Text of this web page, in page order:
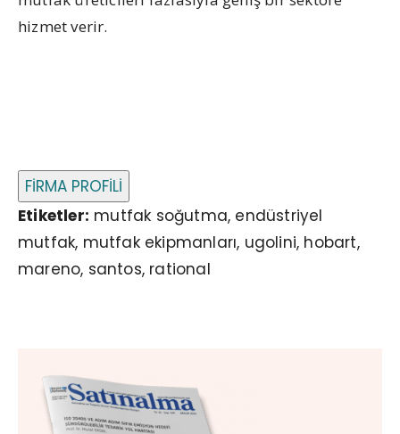
hizmet verir.
FİRMA PROFİLİ
Etiketler: mutfak soğutma, endüstriyel
mutfak, mutfak ekipmanları, ugolini, hobart,
mareno, santos, rational